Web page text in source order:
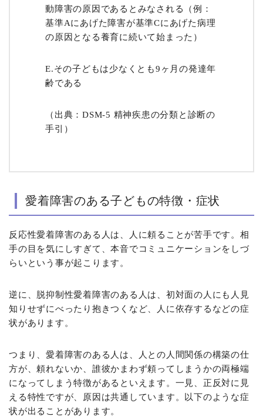
動障害の原因であるとみなされる（例：
基準Aにあげた障害が基準Cにあげた病理
の原因となる養育に続いて始まった）
E.その子どもは少なくとも9ヶ月の発達年
齢である
（出典：DSM-5 精神疾患の分類と診断の
手引
）
愛着障害のある子どもの特徴・症状
反応性愛着障害のある人は、人に頼ることが苦手です。相
手の目を気にしすぎて、本音でコミュニケーションをしづ
らいという事が起こります。
逆に、脱抑制性愛着障害のある人は、初対面の人にも人見
知りせずにべったり抱きつくなど、人に依存するなどの症
状があります。
つまり、愛着障害のある人は、人との人間関係の構築の仕
方が、頼れないか、誰彼かまわず頼ってしまうかの両極端
になってしまう特徴があるといえます。一見、正反対に見
える特性ですが、原因は共通しています。以下のような症
状が出ることがあります。